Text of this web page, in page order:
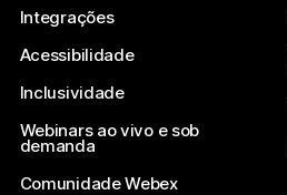
Integrações
Acessibilidade
Inclusividade
Webinars ao vivo e sob
demanda
Comunidade Webex